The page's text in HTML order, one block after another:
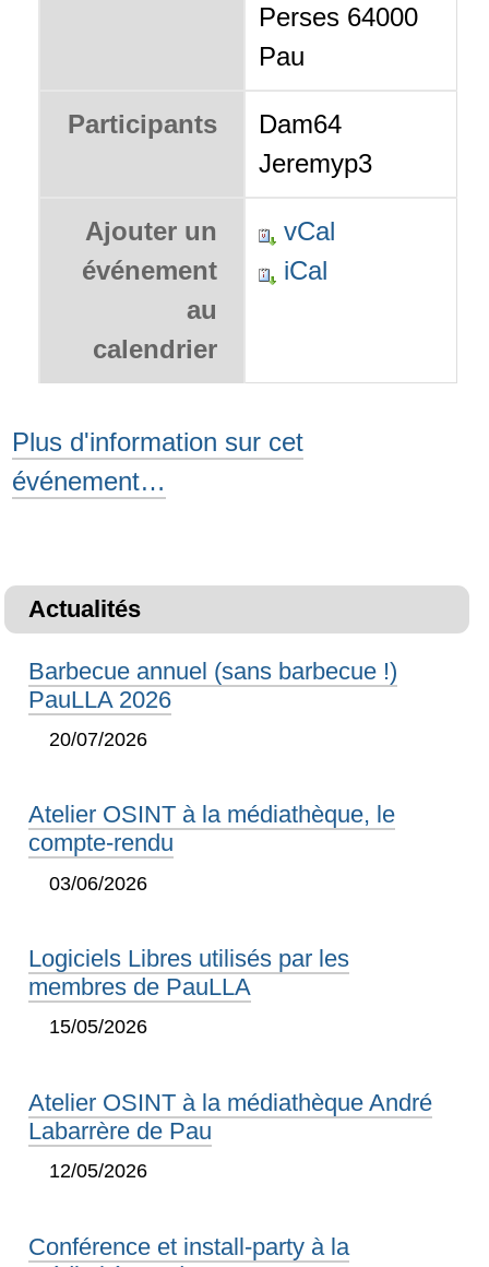
Perses 64000
Pau
Participants
Dam64
Jeremyp3
Ajouter un
événement
au
calendrier
vCal
iCal
Plus d'information sur cet
événement…
Actualités
Barbecue annuel (sans barbecue !)
PauLLA 2026
20/07/2026
Atelier OSINT à la médiathèque, le
compte-rendu
03/06/2026
Logiciels Libres utilisés par les
membres de PauLLA
15/05/2026
Atelier OSINT à la médiathèque André
Labarrère de Pau
12/05/2026
Conférence et install-party à la